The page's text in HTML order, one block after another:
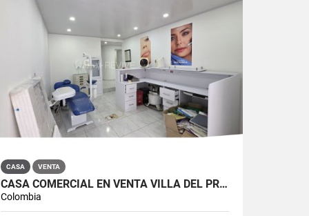
CASA VENTA
CASA COMERCIAL EN VENTA VILLA DEL PRADO BOGOTÁ NORTE
Colombia